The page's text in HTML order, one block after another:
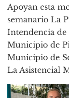
Apoyan esta
semanario La
Intendencia
Municipio de
Municipio de
La Asistencial